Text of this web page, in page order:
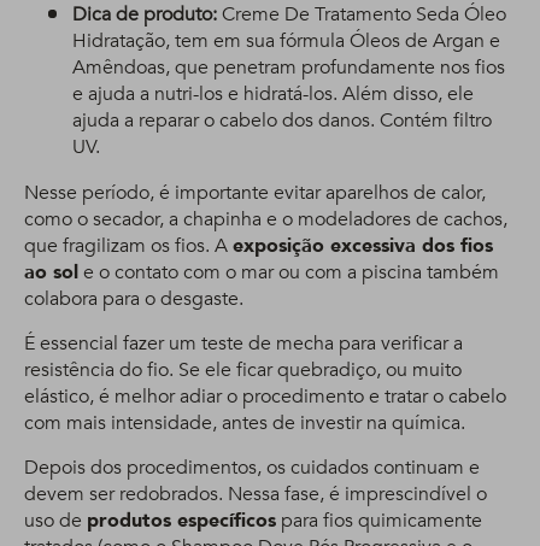
Dica de produto:Creme De Tratamento Seda Óleo
Hidratação, tem em sua fórmula Óleos de Argan e
Amêndoas, que penetram profundamente nos fios
e ajuda a nutri-los e hidratá-los. Além disso, ele
ajuda a reparar o cabelo dos danos. Contém filtro
UV.
Nesse período, é importante evitar aparelhos de calor,
como o secador, a chapinha e o modeladores de cachos,
que fragilizam os fios. Aexposição excessiva dos fios
ao sole o contato com o mar ou com a piscina também
colabora para o desgaste.
É essencial fazer um teste de mecha para verificar a
resistência do fio. Se ele ficar quebradiço, ou muito
elástico, é melhor adiar o procedimento e tratar o cabelo
com mais intensidade, antes de investir na química.
Depois dos procedimentos, os cuidados continuam e
devem ser redobrados. Nessa fase, é imprescindível o
uso de produtos específicos para fios quimicamente